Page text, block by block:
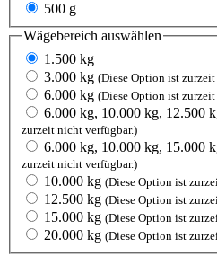
500 g
Wägebereich auswählen
1.500 kg
3.000 kg (Diese Option ist
6.000 kg (Diese Option ist
6.000 kg, 10.000 kg, 12.500
zurzeit nicht verfügbar.)
6.000 kg, 10.000 kg, 15.000
zurzeit nicht verfügbar.)
10.000 kg (Diese Option ist
12.500 kg (Diese Option ist
15.000 kg (Diese Option ist
20.000 kg (Diese Option ist